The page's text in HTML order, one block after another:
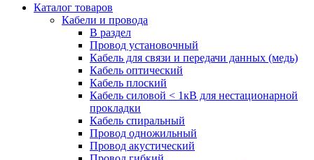
Каталог товаров
Кабели и провода
В раздел
Провод установочный
Кабель для связи и передачи данных (медь)
Кабель оптический
Кабель плоский
Кабель силовой < 1кВ для нестационарной
прокладки
Кабель спиральный
Провод одножильный
Провод акустический